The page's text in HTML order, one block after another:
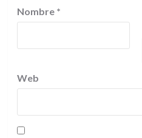
Nombre *
Web